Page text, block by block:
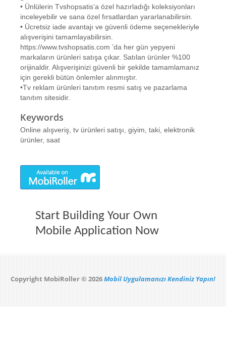
• Ünlülerin Tvshopsatis’a özel hazırladığı koleksiyonları
inceleyebilir ve sana özel fırsatlardan yararlanabilirsin.
• Ücretsiz iade avantajı ve güvenli ödeme seçenekleriyle
alışverişini tamamlayabilirsin.
https://www.tvshopsatis.com ’da her gün yepyeni
markaların ürünleri satışa çıkar. Satılan ürünler %100
orijinaldir. Alışverişinizi güvenli bir şekilde tamamlamanız
için gerekli bütün önlemler alınmıştır.
•Tv reklam ürünleri tanıtım resmi satış ve pazarlama
tanıtım sitesidir.
Keywords
Online alışveriş, tv ürünleri satışı, giyim, taki, elektronik
ürünler, saat
Start Building Your Own
Mobile Application Now
Copyright MobiRoller © 2026Mobil Uygulamanızı Kendiniz Yapın!